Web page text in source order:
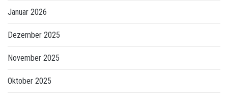
Januar 2026
Dezember 2025
November 2025
Oktober 2025